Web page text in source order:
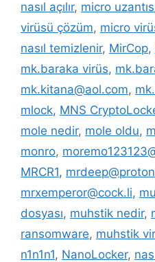
nasıl açılır, micro
virüsü çözüm, micro
nasıl temizlenir, MirCop,
mk.baraka virüs,
mk.kitana@aol.com,
mlock, MNS
mole nedir, mole oldu,
monro,
MRCR1,
mrxemperor@cock.li,
dosyası, muhstik nedir,
ransomware, muhstik
n1n1n1, NanoLocker,